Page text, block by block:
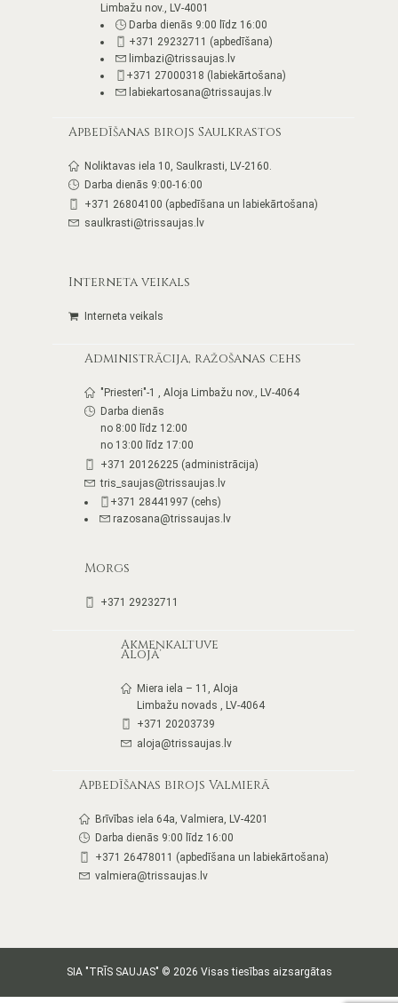
Limbažu nov., LV-4001
Darba dienās 9:00 līdz 16:00
+371 29232711 (apbedīšana)
limbazi@trissaujas.lv
+371 27000318 (labiekārtošana)
labiekartosana@trissaujas.lv
Apbedīšanas birojs Saulkrastos
Noliktavas iela 10, Saulkrasti, LV-2160.
Darba dienās 9:00-16:00
+371 26804100 (apbedīšana un labiekārtošana)
saulkrasti@trissaujas.lv
Interneta veikals
Interneta veikals
Administrācija, ražošanas cehs
"Priesteri"-1 , Aloja Limbažu nov., LV-4064
Darba dienās
no 8:00 līdz 12:00
no 13:00 līdz 17:00
+371 20126225 (administrācija)
tris_saujas@trissaujas.lv
+371 28441997 (cehs)
razosana@trissaujas.lv
Morgs
+371 29232711
Akmeņkaltuve
Alojā
Miera iela – 11, Aloja
Limbažu novads , LV-4064
+371 20203739
aloja@trissaujas.lv
Apbedīšanas birojs Valmierā
Brīvības iela 64a, Valmiera, LV-4201
Darba dienās 9:00 līdz 16:00
+371 26478011 (apbedīšana un labiekārtošana)
valmiera@trissaujas.lv
SIA "TRĪS SAUJAS" © 2026 Visas tiesības aizsargātas